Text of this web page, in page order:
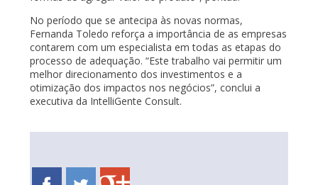
No período que se antecipa às novas normas,
Fernanda Toledo reforça a importância de as empresas
contarem com um especialista em todas as etapas do
processo de adequação. “Este trabalho vai permitir um
melhor direcionamento dos investimentos e a
otimização dos impactos nos negócios”, conclui a
executiva da IntelliGente Consult.